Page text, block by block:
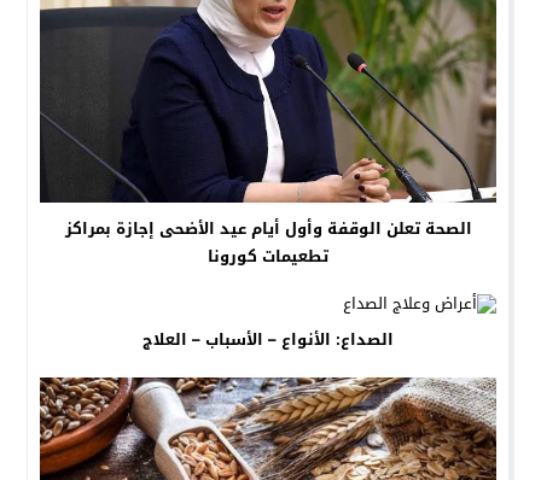
الصحة تعلن الوقفة وأول أيام عيد الأضحى إجازة بمراكز
تطعيمات كورونا
الصداع: الأنواع – الأسباب – العلاج